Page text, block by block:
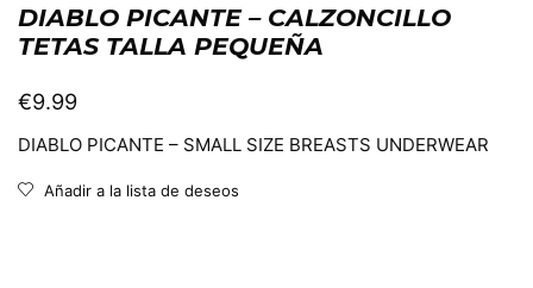
DIABLO PICANTE – CALZONCILLO
TETAS TALLA PEQUEÑA
€9.99
DIABLO PICANTE – SMALL SIZE BREASTS UNDERWEAR
Añadir a la lista de deseos